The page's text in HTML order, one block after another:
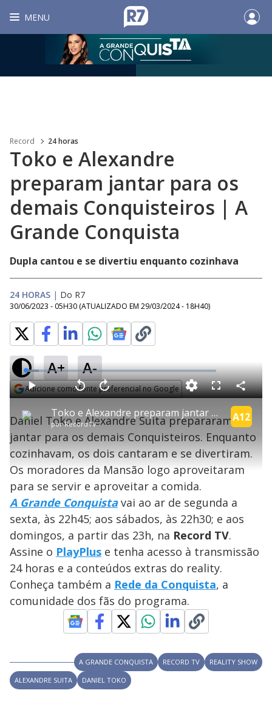
MENU
Record 24 horas
Toko e Alexandre
preparam jantar para os
demais Conquisteiros | A
Grande Conquista
Dupla cantou e se divertiu enquanto cozinhava
24 HORAS | Do R7
30/06/2023 - 05H30 (ATUALIZADO EM 29/03/2024 - 18H40)
A+ A-
Adicione como fonte preferencial no Google
P
l
a
y
V
i
d
e
Toko e Alexandre preparam jantar para os demais Conquisteiros | A Grande Conquista
porRecordTV
A12
P V
t
a
r
0
e
g
n
d
s
A
n
ç
a
1
s
e
o
s
M
u
d
o
L
o
a
d
e
7
.
0
1
%
F
l
s
c
e
n
C
o
m
p
a
i
a
Daniel Toko e Alexandre Suita prepararam o
jantar para os demais Conquisteiros. Enquanto
cozinhavam, os dois cantaram e se divertiram.
Os moradores da Mansão logo aproveitaram
para se servir e aproveitar a comida.
A Grande Conquistavai ao ar de segunda a
sexta, às 22h45; aos sábados, às 22h30; e aos
domingos, a partir das 23h, na Record TV.
Assine o PlayPlus e tenha acesso à transmissão
24 horas e a conteúdos extras do reality.
Conheça também a Rede da Conquista, a
comunidade dos fãs do programa.
A GRANDE CONQUISTA RECORD TV
REALITY SHOW
ALEXANDRE SUITA
DANIEL TOKO